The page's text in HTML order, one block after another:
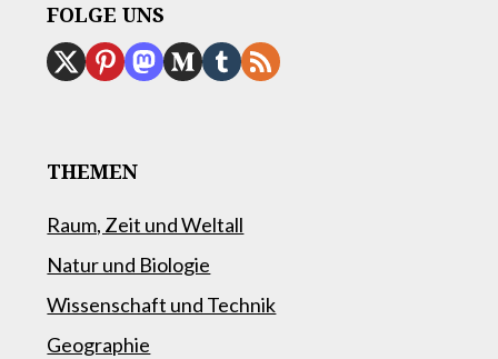
FOLGE UNS
THEMEN
Raum, Zeit und Weltall
Natur und Biologie
Wissenschaft und Technik
Geographie